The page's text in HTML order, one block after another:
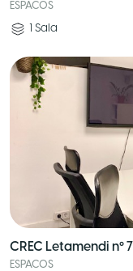
ESPACOS
1 Sala
CREC Letamendi nº 7
ESPACOS